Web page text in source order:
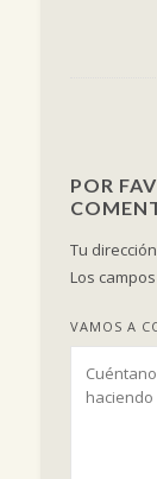
POR
Tu
Los
VAMOS A